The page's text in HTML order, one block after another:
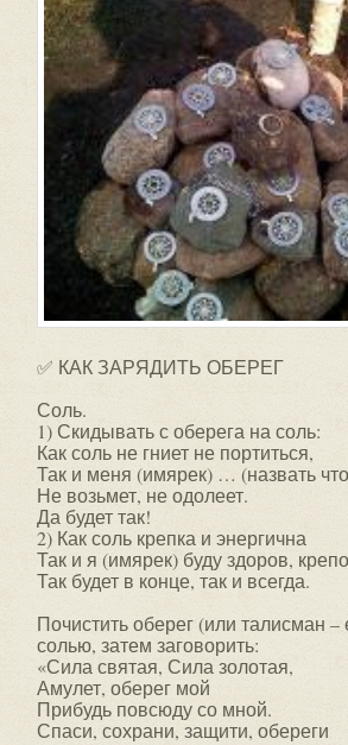
✅ КАК ЗАРЯДИТЬ ОБЕРЕГ
Соль.
1) Скидывать с оберега на соль:
Как соль не гниет не портиться,
Так и меня (имярек) … (назвать
Не возьмет, не одолеет.
Да будет так!
2) Как соль крепка и энергична
Так и я (имярек) буду здоров,
Так будет в конце, так и всегда.
Почистить оберег (или талисман –
солью, затем заговорить:
«Сила святая, Сила золотая,
Амулет, оберег мой
Прибудь повсюду со мной.
Спаси, сохрани, защити, обереги